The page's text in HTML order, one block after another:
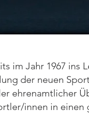
im Jahr 1967 ins
der neuen
ehrenamtlicher
innen in